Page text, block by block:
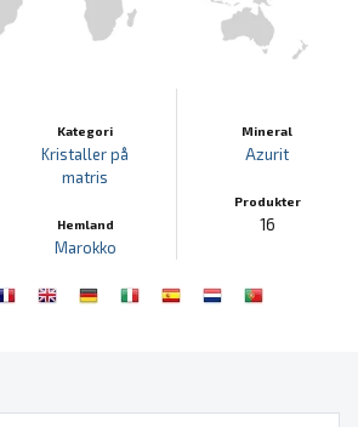
Kategori
Kristaller på
matris
Hemland
Marokko
Mineral
Azurit
Produkter
16